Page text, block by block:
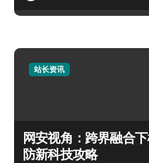
站长资讯
网安视角：跨界融合
防新科技攻略